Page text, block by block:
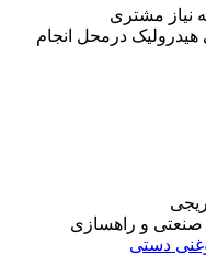
نیاز مشتری
درمحل انجام
و راهسازی
دستی